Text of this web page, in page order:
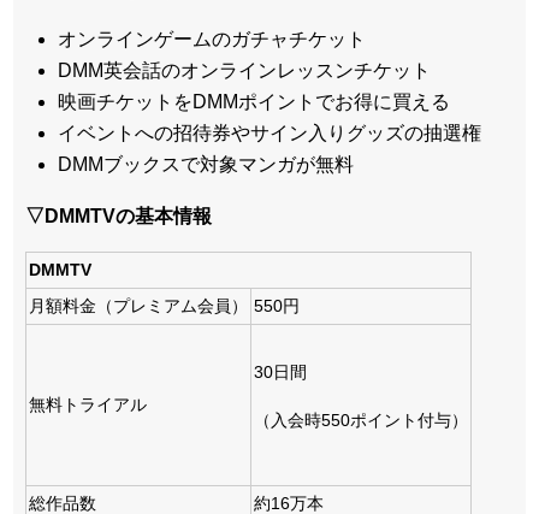
オンラインゲームのガチャチケット
DMM英会話のオンラインレッスンチケット
映画チケットをDMMポイントでお得に買える
イベントへの招待券やサイン入りグッズの抽選権
DMMブックスで対象マンガが無料
▽DMMTVの基本情報
DMMTV
月額料金（プレミアム会員）
550円
無料トライアル
30日間
（入会時550ポイント付与）
総作品数
約16万本